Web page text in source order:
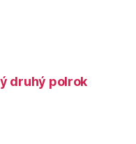
druhý polrok